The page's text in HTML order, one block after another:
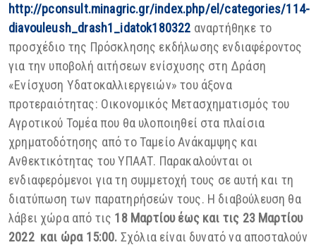
http://pconsult.minagric.gr/index.php/el/categories/114-
diavouleush_drash1_idatok180322 αναρτήθηκε το
προσχέδιο της Πρόσκλησης εκδήλωσης ενδιαφέροντος
για την υποβολή αιτήσεων ενίσχυσης στη Δράση
«Ενίσχυση Υδατοκαλλιεργειών» του άξονα
προτεραιότητας: Οικονομικός Μετασχηματισμός του
Αγροτικού Τομέα που θα υλοποιηθεί στα πλαίσια
χρηματοδότησης από το Ταμείο Ανάκαμψης και
Ανθεκτικότητας του ΥΠΑΑΤ. Παρακαλούνται οι
ενδιαφερόμενοι για τη συμμετοχή τους σε αυτή και τη
διατύπωση των παρατηρήσεών τους. Η διαβούλευση θα
λάβει χώρα από τις 18 Μαρτίου έως και τις 23 Μαρτίου
2022 και ώρα 15:00. Σχόλια είναι δυνατό να αποσταλούν